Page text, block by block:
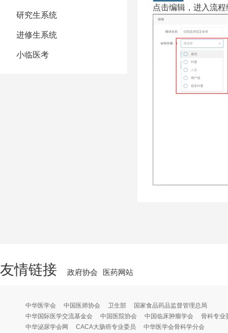
研究生系统
进修生系统
小临医考
点击编辑，进入流
友情链接 政府协会 医药网站
中华医学会 中国医师协会 卫生部
国家食品药品监督管理总局
中华国际医学交流基金会
中国医院协会 中国临床肿瘤学会
骨科专业
中华泌尿学会网
CACA大肠癌专业委员
中华医学会骨科学分会